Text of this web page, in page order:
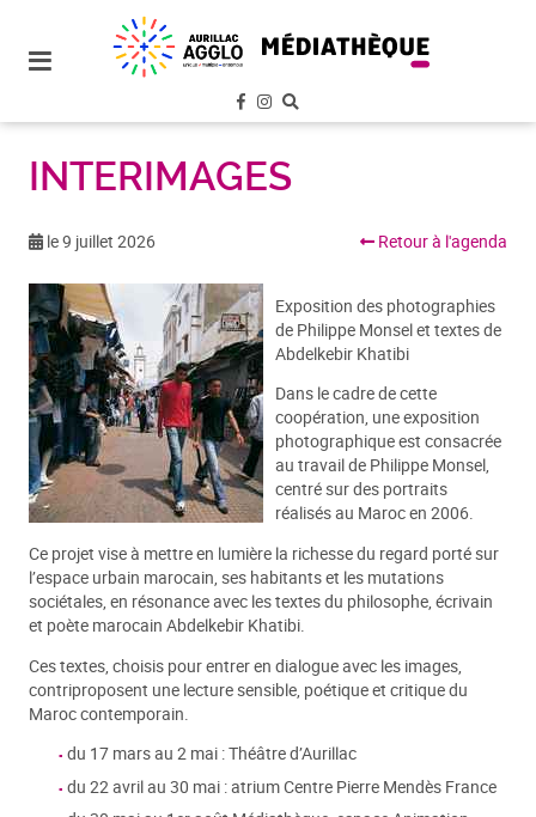
site
INTERIMAGES
le 9 juillet 2026 Retour à l'agenda
Exposition des photographies
de Philippe Monsel et textes de
Abdelkebir Khatibi
Dans le cadre de cette
coopération, une exposition
photographique est consacrée
au travail de Philippe Monsel,
centré sur des portraits
réalisés au Maroc en 2006.
Ce projet vise à mettre en lumière la richesse du regard porté sur
l’espace urbain marocain, ses habitants et les mutations
sociétales, en résonance avec les textes du philosophe, écrivain
et poète marocain Abdelkebir Khatibi.
Ces textes, choisis pour entrer en dialogue avec les images,
contriproposent une lecture sensible, poétique et critique du
Maroc contemporain.
du 17 mars au 2 mai : Théâtre d’Aurillac
du 22 avril au 30 mai : atrium Centre Pierre Mendès France